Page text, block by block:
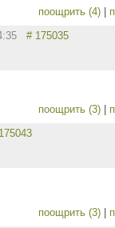
поощрить (4)
# 175035
поощрить (3)
поощрить (3)